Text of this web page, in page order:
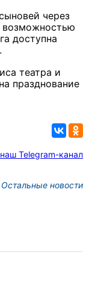
через
возможностью
доступна
театра и
празднование
Telegram-канал
Остальные новости